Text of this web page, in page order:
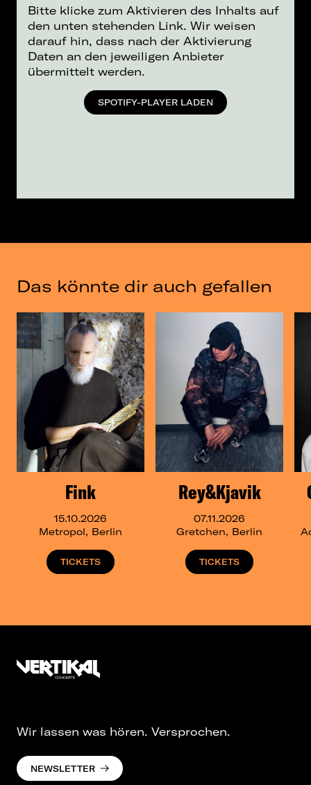
Bitte klicke zum Aktivieren des Inhalts auf
den unten stehenden Link. Wir weisen
darauf hin, dass nach der Aktivierung
Daten an den jeweiligen Anbieter
übermittelt werden.
SPOTIFY-PLAYER LADEN
Das könnte dir auch gefallen
Fink
15.10.2026
Metropol, Berlin
TICKETS
Rey&Kjavik
07.11.2026
Gretchen, Berlin
TICKETS
Wir lassen was hören. Versprochen.
NEWSLETTER